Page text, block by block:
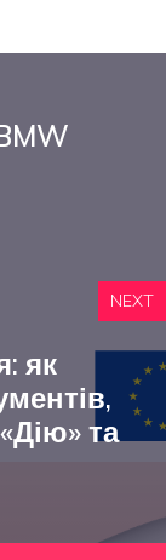
NEXT
як
та